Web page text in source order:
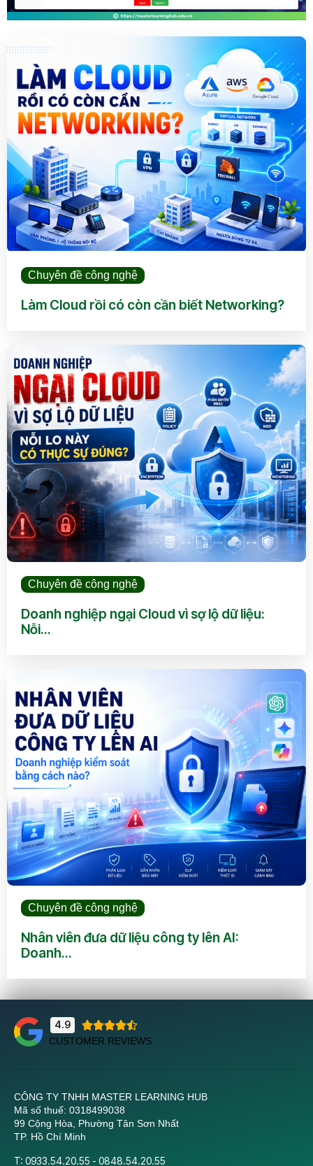
Chuyên đề công nghệ
Làm Cloud rồi có còn cần biết Networking?
Chuyên đề công nghệ
Doanh nghiệp ngại Cloud vì sợ lộ dữ liệu:
Nỗi...
Chuyên đề công nghệ
Nhân viên đưa dữ liệu công ty lên AI:
Doanh...
4.9 
CUSTOMER REVIEWS
CÔNG TY TNHH MASTER LEARNING HUB
Mã số thuế: 0318499038
99 Cộng Hòa, Phường Tân Sơn Nhất
TP. Hồ Chí Minh
T: 0933.54.20.55 - 0848.54.20.55